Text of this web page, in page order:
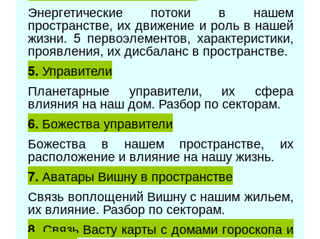
Энергетические потоки в нашем
пространстве, их движение и роль в нашей
жизни. 5 первоэлементов, характеристики,
проявления, их дисбаланс в пространстве.
5. Управители
Планетарные управители, их сфера
влияния на наш дом. Разбор по секторам.
6. Божества управители
Божества в нашем пространстве, их
расположение и влияние на нашу жизнь.
7. Аватары Вишну в пространстве
Связь воплощений Вишну с нашим жильем,
их влияние. Разбор по секторам.
8. Связь Васту карты с домами гороскопа и